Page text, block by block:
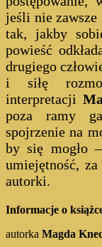
jeśli nie
tak, jakby
powieść
drugiego
i siłę
interpretacji
poza ramy
spojrzenie na
by się mogło
umiejętność,
autorki.
Informacje o
autorka Magda